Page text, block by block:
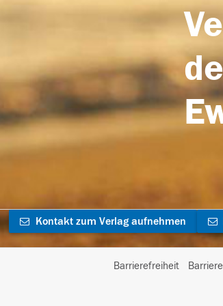
Kontakt zum Verlag aufnehmen
Barrierefreiheit